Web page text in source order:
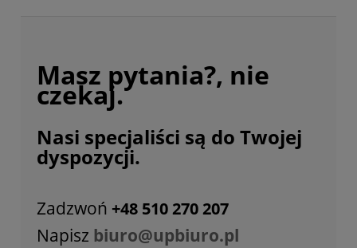
Masz pytania?, nie
czekaj.
Nasi specjaliści są do Twojej
dyspozycji.
Zadzwoń +48 510 270 207
Napisz biuro@upbiuro.pl